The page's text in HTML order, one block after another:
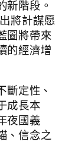
新階段。
將計謀愿
圖將帶來
的經濟增
斷定性、
成長本
夜國義
、信念之